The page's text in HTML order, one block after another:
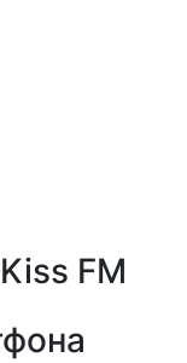
FM